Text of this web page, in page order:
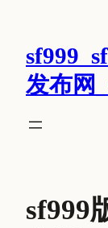
发布网
sf999